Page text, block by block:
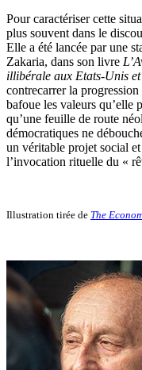
Pour caractériser cette
plus souvent dans le
Elle a été lancée par une
Zakaria, dans son livre
illibérale aux Etats-Unis
contrecarrer la
bafoue les valeurs qu’elle
qu’une feuille de route
démocratiques ne
un véritable projet social
l’invocation rituelle du «
Illustration tirée de The